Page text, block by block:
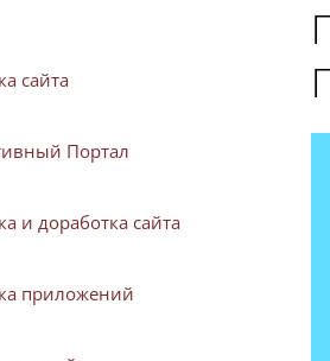
сайта
Портал
и доработка сайта
приложений